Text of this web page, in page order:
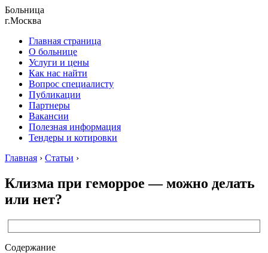
Больница
г.Москва
Главная страница
О больнице
Услуги и цены
Как нас найти
Вопрос специалисту
Публикации
Партнеры
Вакансии
Полезная информация
Тендеры и котировки
Главная › Статьи ›
Клизма при геморрое — можно делать
или нет?
Содержание